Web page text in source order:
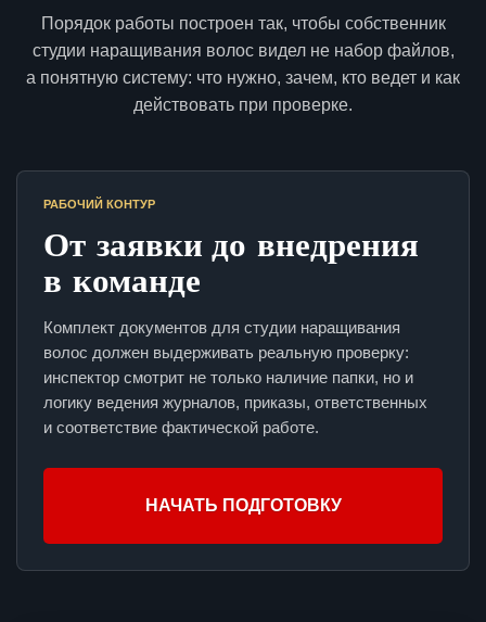
Порядок работы построен так, чтобы собственник
студии наращивания волос видел не набор файлов,
а понятную систему: что нужно, зачем, кто ведет и как
действовать при проверке.
РАБОЧИЙ КОНТУР
От заявки до внедрения
в команде
Комплект документов для студии наращивания
волос должен выдерживать реальную проверку:
инспектор смотрит не только наличие папки, но и
логику ведения журналов, приказы, ответственных
и соответствие фактической работе.
НАЧАТЬ ПОДГОТОВКУ